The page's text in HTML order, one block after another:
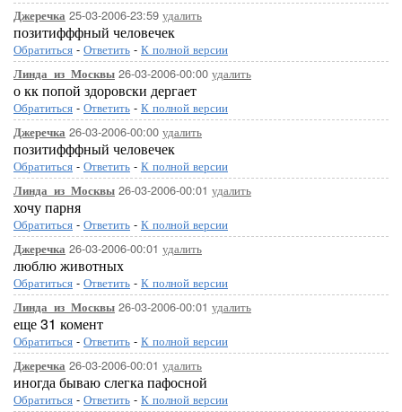
Джеречка 25-03-2006-23:59 удалить
позитифффный человечек
Обратиться - Ответить - К полной версии
Линда_из_Москвы 26-03-2006-00:00 удалить
о кк попой здоровски дергает
Обратиться - Ответить - К полной версии
Джеречка 26-03-2006-00:00 удалить
позитифффный человечек
Обратиться - Ответить - К полной версии
Линда_из_Москвы 26-03-2006-00:01 удалить
хочу парня
Обратиться - Ответить - К полной версии
Джеречка 26-03-2006-00:01 удалить
люблю животных
Обратиться - Ответить - К полной версии
Линда_из_Москвы 26-03-2006-00:01 удалить
еще 31 комент
Обратиться - Ответить - К полной версии
Джеречка 26-03-2006-00:01 удалить
иногда бываю слегка пафосной
Обратиться - Ответить - К полной версии